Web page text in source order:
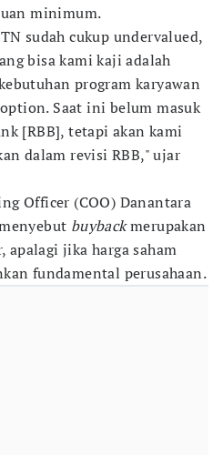
minimum.
sudah cukup undervalued,
bisa kami kaji adalah
program karyawan
Saat ini belum masuk
[RBB], tetapi akan kami
dalam revisi RBB," ujar
Officer (COO) Danantara
buybackmerupakan
apalagi jika harga saham
fundamental perusahaan.